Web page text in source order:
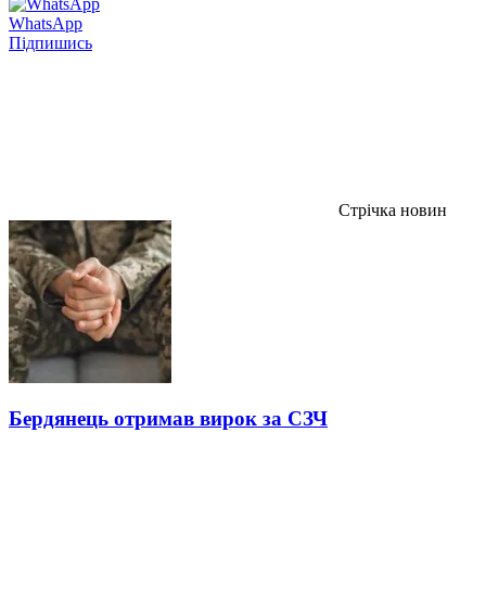
WhatsApp
Підпишись
Стрічка новин
Бердянець отримав вирок за СЗЧ